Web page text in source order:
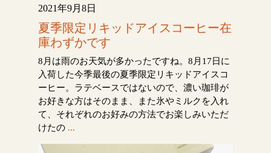
2021年9月8日
夏季限定リキッドアイスコーヒー在
庫わずかです
8月は雨のお天気が多かったですね。8月17日に
入荷した今季最後の夏季限定リキッドアイスコ
ーヒー。ラテベースではないので、濃い珈琲が
お好きな方はそのまま、また氷やミルクを入れ
て、それぞれのお好みの方法でお楽しみいただ
けたの ...